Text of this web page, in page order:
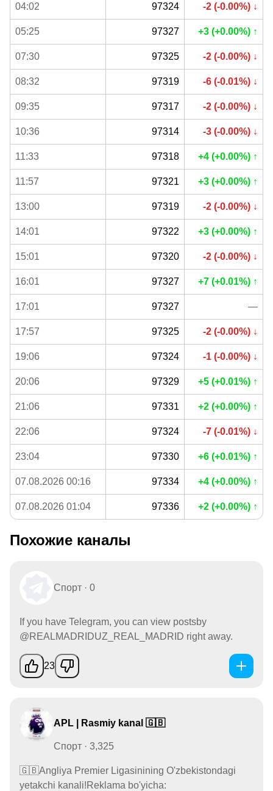
04:02 97324 -2 (-0.00%) ↓
05:25 97327 +3 (+0.00%) ↑
07:30 97325 -2 (-0.00%) ↓
08:32 97319 -6 (-0.01%) ↓
09:35 97317 -2 (-0.00%) ↓
10:36 97314 -3 (-0.00%) ↓
11:33 97318 +4 (+0.00%) ↑
11:57 97321 +3 (+0.00%) ↑
13:00 97319 -2 (-0.00%) ↓
14:01 97322 +3 (+0.00%) ↑
15:01 97320 -2 (-0.00%) ↓
16:01 97327 +7 (+0.01%) ↑
17:01 97327 —
17:57 97325 -2 (-0.00%) ↓
19:06 97324 -1 (-0.00%) ↓
20:06 97329 +5 (+0.01%) ↑
21:06 97331 +2 (+0.00%) ↑
22:06 97324 -7 (-0.01%) ↓
23:04 97330 +6 (+0.01%) ↑
07.08.2026 00:16 97334 +4 (+0.00%) ↑
07.08.2026 01:04 97336 +2 (+0.00%) ↑
Похожие каналы
Спорт · 0
If you have Telegram, you can view postsby
@REALMADRIDUZ_REAL_MADRID right away.
23
APL | Rasmiy kanal 🇬🇧
Спорт · 3,325
🇬🇧Angliya Premier Ligasinining O'zbekistondagi
yetakchi kanali!Reklama bo'yicha: